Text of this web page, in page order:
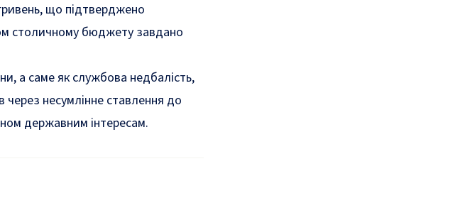
що підтверджено
столичному бюджету завдано
а саме як службова недбалість,
несумлінне ставлення до
державним інтересам.